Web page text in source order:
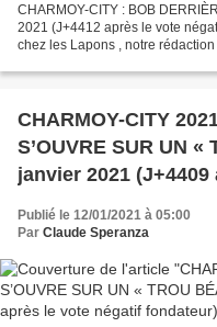
CHARMOY-CITY : BOB
2021 (J+4412 après le vote
chez les Lapons , notre
CHARMOY-CITY 2021, UN NOUVEL AN QUI
S’OUVRE SUR UN «
janvier 2021
Publié le 12/01/2021 à 05:00
Par Claude Speranza